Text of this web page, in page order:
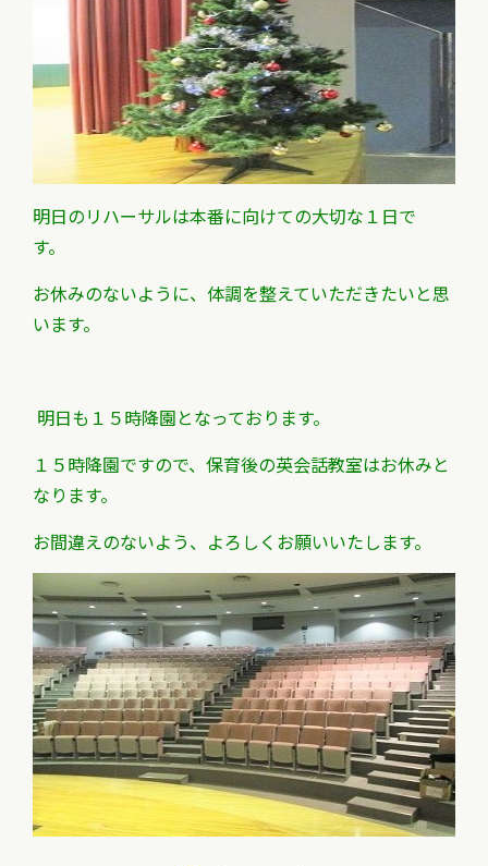
明日のリハーサルは本番に向けての大切な１日で
す。
お休みのないように、体調を整えていただきたいと思
います。
明日も１５時降園となっております。
１５時降園ですので、保育後の英会話教室はお休みと
なります。
お間違えのないよう、よろしくお願いいたします。